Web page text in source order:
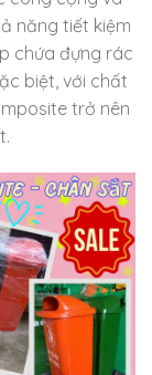
năng tiết kiệm
chứa đựng rác
biệt, với chất
trở nên